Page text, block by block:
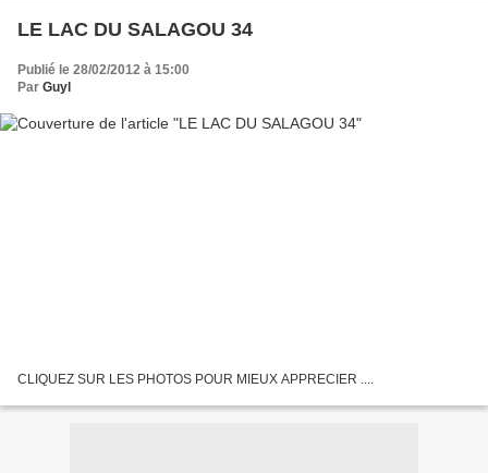
LE LAC DU SALAGOU 34
Publié le 28/02/2012 à 15:00
Par Guyl
CLIQUEZ SUR LES PHOTOS POUR MIEUX APPRECIER ....